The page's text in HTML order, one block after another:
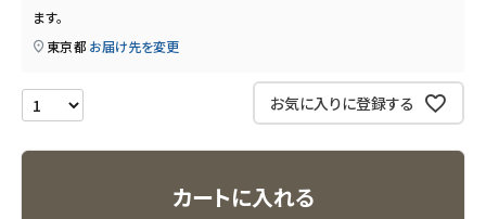
ナチュラムーン
エコリュクス
エコメイト
ます。
東京都 お届け先を変更
お気に入りに登録する
カートに入れる